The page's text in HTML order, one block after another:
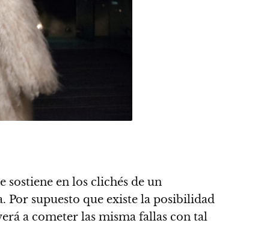
sostiene en los clichés de un
. Por supuesto que existe la posibilidad
a cometer las misma fallas con tal